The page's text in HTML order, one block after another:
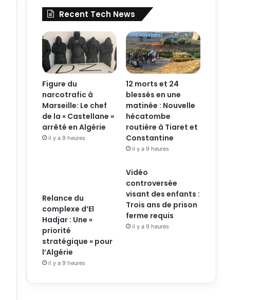
Recent Tech News
Figure du
narcotrafic à
Marseille: Le chef
de la « Castellane »
arrêté en Algérie
il y a 9 heures
12 morts et 24
blessés en une
matinée : Nouvelle
hécatombe
routière à Tiaret et
Constantine
il y a 9 heures
Relance du
complexe d’El
Hadjar : Une «
priorité
stratégique » pour
l’Algérie
il y a 9 heures
Vidéo
controversée
visant des enfants :
Trois ans de prison
ferme requis
il y a 9 heures